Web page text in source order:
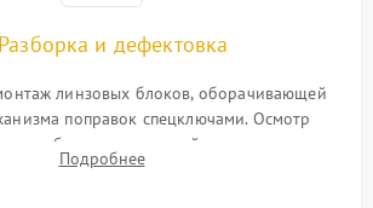
и дефектовка
линзовых блоков, оборачивающей
поправок спецключами. Осмотр
резьбовых соединений, пружин и
колец. Поиск причин люфта, смещения
Подробнее